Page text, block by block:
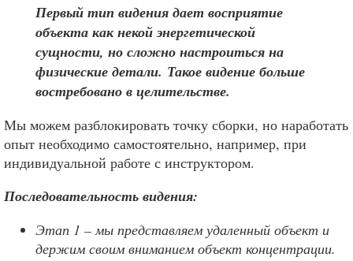
Первый тип видения дает восприятие
объекта как некой энергетической
сущности, но сложно настроиться на
физические детали. Такое видение больше
востребовано в целительстве.
Мы можем разблокировать точку сборки, но наработать
опыт необходимо самостоятельно, например, при
индивидуальной работе с инструктором.
Последовательность видения:
Этап 1 – мы представляем удаленный объект и
держим своим вниманием объект концентрации.